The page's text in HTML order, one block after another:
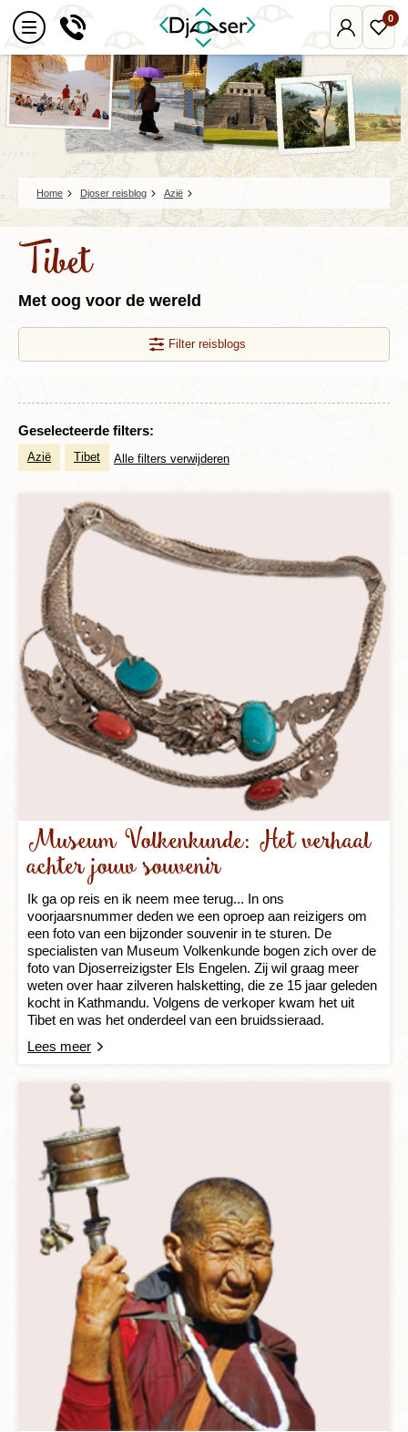
Mijn
Djoser
0
Home Djoser reisblog Azië
Tibet
Met oog voor de wereld
Filter reisblogs
Geselecteerde filters:
Azië Tibet Alle filters verwijderen
Museum Volkenkunde: Het verhaal
achter jouw souvenir
Ik ga op reis en ik neem mee terug... In ons
voorjaarsnummer deden we een oproep aan reizigers om
een foto van een bijzonder souvenir in te sturen. De
specialisten van Museum Volkenkunde bogen zich over de
foto van Djoserreizigster Els Engelen. Zij wil graag meer
weten over haar zilveren halsketting, die ze 15 jaar geleden
kocht in Kathmandu. Volgens de verkoper kwam het uit
Tibet en was het onderdeel van een bruidssieraad.
Lees meer